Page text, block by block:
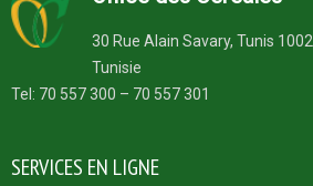
30 Rue Alain Savary, Tunis 1002
Tunisie
Tel: 70 557 300 – 70 557 301
SERVICES EN LIGNE